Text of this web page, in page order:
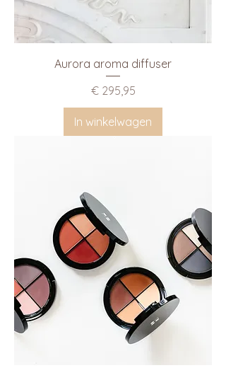
Aurora aroma diffuser
Prijs
€ 295,95
In winkelwagen